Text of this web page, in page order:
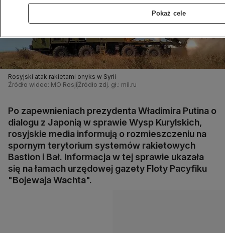
Rosyjski atak rakietami onyks w Syrii
Źródło wideo: MO Rosji Źródło zdj. gł.: mil.ru
Po zapewnieniach prezydenta Władimira Putina o
dialogu z Japonią w sprawie Wysp Kurylskich,
rosyjskie media informują o rozmieszczeniu na
spornym terytorium systemów rakietowych
Bastion i Bał. Informacja w tej sprawie ukazała
się na łamach urzędowej gazety Floty Pacyfiku
"Bojewaja Wachta".
Pokaż cele